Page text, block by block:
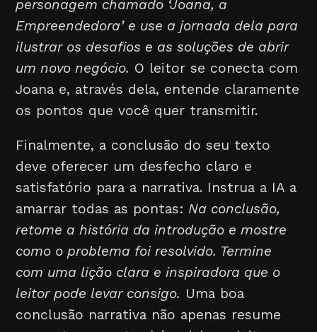
personagem chamado ‘Joana, a
Empreendedora’ e use a jornada dela para
ilustrar os desafios e as soluções de abrir
um novo negócio. O leitor se conecta com
Joana e, através dela, entende claramente
os pontos que você quer transmitir.
Finalmente, a conclusão do seu texto
deve oferecer um desfecho claro e
satisfatório para a narrativa. Instrua a IA a
amarrar todas as pontas: Na conclusão,
retome a história da introdução e mostre
como o problema foi resolvido. Termine
com uma lição clara e inspiradora que o
leitor pode levar consigo. Uma boa
conclusão narrativa não apenas resume